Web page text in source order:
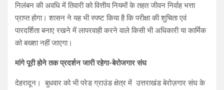
निलंबन की अवधि में तिवारी को वित्तीय नियमों के तहत जीवन निर्वाह भत्ता
प्राप्त होगा। शासन ने यह भी स्पष्ट किया है कि परीक्षा की शुचिता एवं
पारदर्शिता बनाए रखने में लापरवाही करने वाले किसी भी अधिकारी या कार्मिक
को बख्शा नहीं जाएगा।
मांगे पूरी होने तक प्रदर्शन जारी रहेगा-बेरोजगार संघ
देहरादून। बुधवार को भी परेड ग्राउंड क्षेत्र में उत्तराखंड बेरोज़गार संघ के